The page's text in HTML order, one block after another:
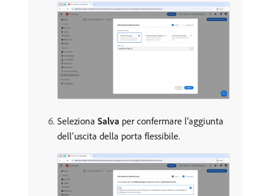
Seleziona Salva per confermare l’aggiunta
dell’uscita della porta flessibile.